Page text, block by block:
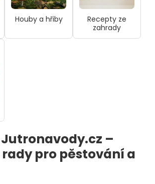
Houby a hřiby
Recepty ze
zahrady
Jutronavody.cz –
pro pěstování a